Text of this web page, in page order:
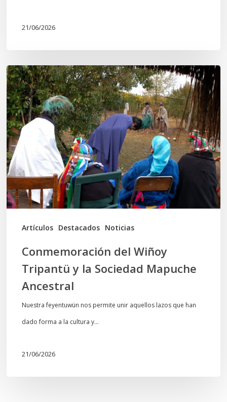
21/06/2026
Artículos Destacados Noticias
Conmemoración
del
Wiñoy
Tripantü
y
la
Sociedad
Mapuche
Ancestral
Conmemoración del Wiñoy
Tripantü y la Sociedad Mapuche
Ancestral
Nuestra feyentuwün nos permite unir aquellos lazos que han
dado forma a la cultura y…
21/06/2026